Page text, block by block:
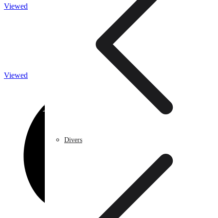
Traitement de l’eau
Viewed
Divers
Viewed